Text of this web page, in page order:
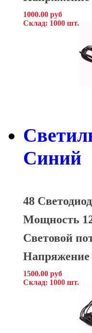
1000.00 руб
Склад: 1000 шт.
Синий
48
Мощность
Световой
Напряжение
1500.00 руб
Склад: 1000 шт.